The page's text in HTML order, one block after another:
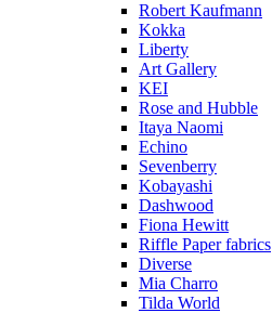
Robert Kaufmann
Kokka
Liberty
Art Gallery
KEI
Rose and Hubble
Itaya Naomi
Echino
Sevenberry
Kobayashi
Dashwood
Fiona Hewitt
Riffle Paper fabrics
Diverse
Mia Charro
Tilda World